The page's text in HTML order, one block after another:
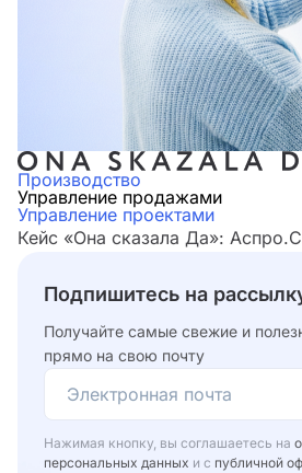
Производство
Управление продажами
Управление проектами
Кейс «Она сказала Да»:
Подпишитесь на
Получайте самые свежие и
прямо на свою почту
Нажимая кнопку, вы соглашаетесь на
персональных данных и с публичной